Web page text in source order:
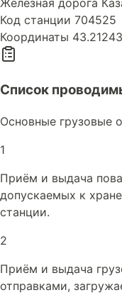
Код станции 704525
Координаты
Список
Основные грузовые
1
Приём и выдача
допускаемых к
станции.
2
Приём и выдача
отправками,